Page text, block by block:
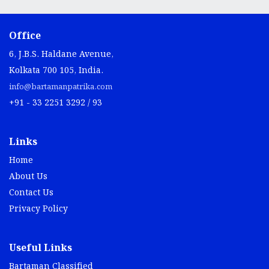
Office
6, J.B.S. Haldane Avenue,
Kolkata 700 105, India.
info@bartamanpatrika.com
+91 - 33 2251 3292 / 93
Links
Home
About Us
Contact Us
Privacy Policy
Useful Links